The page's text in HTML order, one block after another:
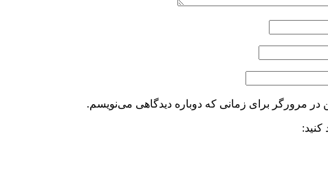
در مرورگر برای زمانی که دوباره دیدگاهی می‌نویسم.
کنید: